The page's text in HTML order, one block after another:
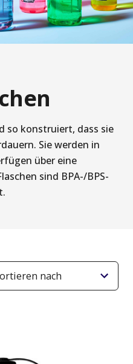
so konstruiert, dass sie
Sie werden in
über eine
sind BPA-/BPS-